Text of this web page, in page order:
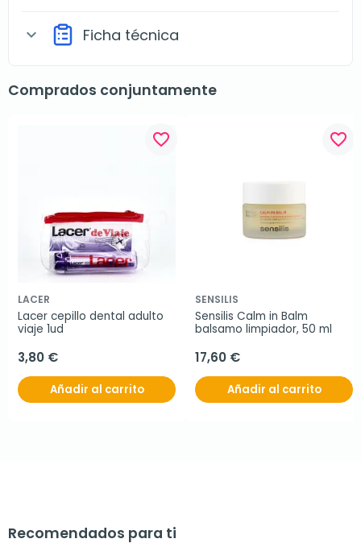
expand_more Ficha técnica
Comprados conjuntamente
favorite_border
LACER
Lacer cepillo dental adulto
viaje 1ud
3,80 €
Añadir al carrito
favorite_border
SENSILIS
Sensilis Calm in Balm
balsamo limpiador, 50 ml
17,60 €
Añadir al carrito
Recomendados para ti